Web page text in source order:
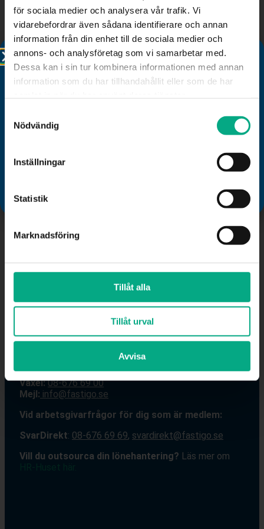
för sociala medier och analysera vår trafik. Vi
vidarebefordrar även sådana identifierare och annan
information från din enhet till de sociala medier och
annons- och analysföretag som vi samarbetar med.
Dessa kan i sin tur kombinera informationen med annan
information som du har tillhandahållit eller som de har
Nödvändig
Inställningar
Statistik
Marknadsföring
Tillåt alla
Tillåt urval
Avvisa
Boka plats
Fastigo
Stadsgården 12
Faktureringsadress:
inbox.lev.204607@arkivplats.se
Kontakt
Växel: 08-676 69 00
Mejl: info@fastigo.se
Vid arbetsgivarfrågor för dig som är medlem:
SvarDirekt: 08-676 69 69, svardirekt@fastigo.se
Vill du outsourca din lönehantering? Läs mer om
Välkommen till Mitt Fastigo!
nya digitala rådgivningstjänst Mitt Fastigo? Klicka på
rubriken i denna ruta och följ instruktionerna. Välkommen!